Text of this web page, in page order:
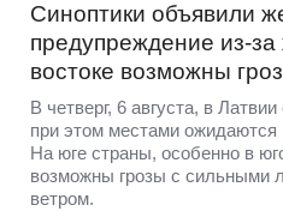
Синоптики объявили
предупреждение из-
востоке возможны
В четверг, 6 августа, в
при этом местами
На юге страны, особенно в
возможны грозы с сильными
ветром.